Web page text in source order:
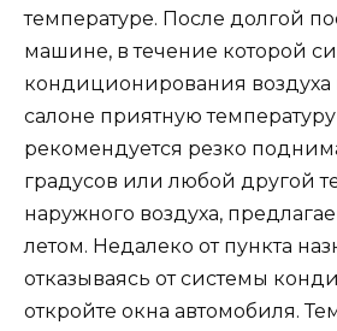
температуре. После долгой
машине, в течение которой
кондиционирования
салоне приятную температуру
рекомендуется резко
градусов или любой другой
наружного воздуха,
летом. Недалеко от пункта
отказываясь от системы
откройте окна автомобиля.